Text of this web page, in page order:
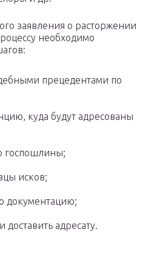
заявления о расторжении
необходимо
прецедентами по
куда будут адресованы
госпошлины;
исков;
документацию;
адресату.